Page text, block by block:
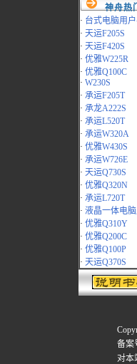
神舟热
· 台式电脑用
· 天运F205S
· 天运F420S
· 优雅W225R
· 优雅Q100C
· W230S
· 承运F205T
· 承龙A222S
· 承运L520T
· 承运W320A
· 优雅W430S
· 承运W726E
· 天运Q730S
· 优雅Q320N
· 承运L720T
· 液晶一体电
· 优雅Q310Y
· 优雅Q200C
· 优雅Q100P
· 天运Q370S
备案
对本